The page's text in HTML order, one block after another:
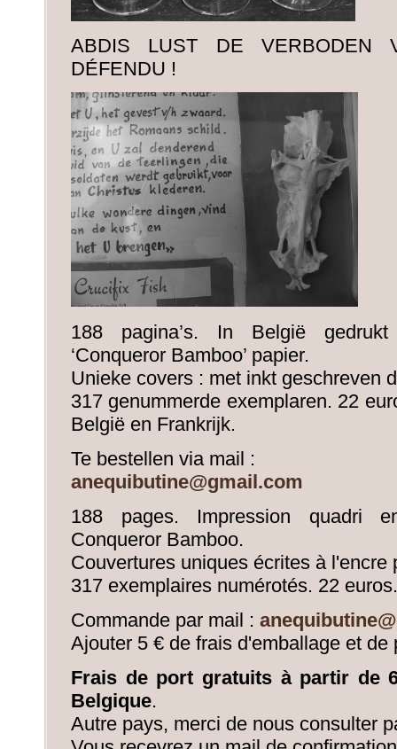
ABDIS LUST DE VERBODEN
DÉFENDU !
188 pagina’s. In België
‘Conqueror Bamboo’ papier.
Unieke covers : met inkt geschreven
317 genummerde exemplaren. 22
België en Frankrijk.
Te bestellen via mail :
anequibutine@gmail.com
188 pages. Impression quadri
Conqueror Bamboo.
Couvertures uniques écrites à l'encre
317 exemplaires numérotés. 22 euros.
Commande par mail :
Ajouter 5 € de frais d'emballage et
Frais de port gratuits à partir de
Belgique.
Autre pays, merci de nous consulter